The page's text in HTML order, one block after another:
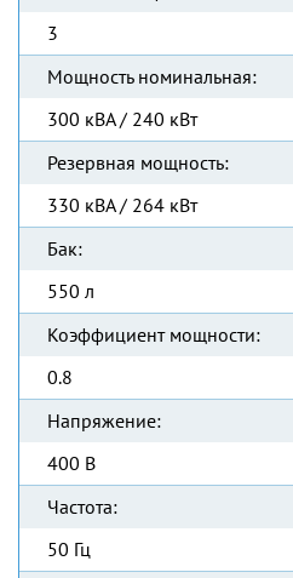
3
Мощность номинальная:
300 кВА / 240 кВт
Резервная мощность:
330 кВА / 264 кВт
Бак:
550 л
Коэффициент мощности:
0.8
Напряжение:
400 В
Частота:
50 Гц